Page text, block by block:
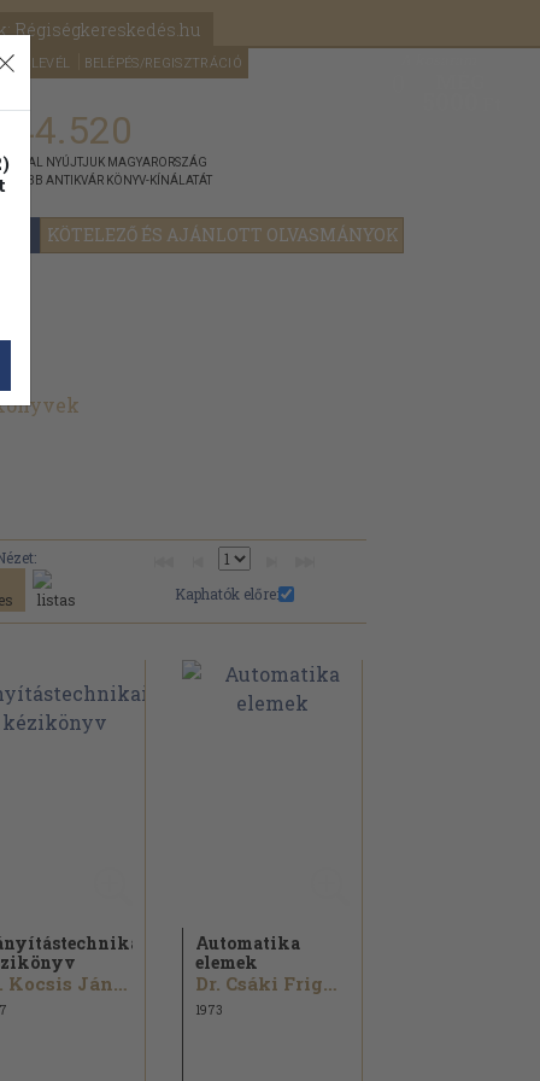
Régiségkereskedés.hu
HÍRLEVÉL BELÉPÉS/REGISZTRÁCIÓ
KÖTELEZŐ ÉS AJÁNLOTT OLVASMÁNYOK
NYÚJTJUK MAGYARORSZÁG
ANTIKVÁR KÖNYV-KÍNÁLATÁT
Kaphatók előre:
Dr. Kocsis János...
Automatika
elemek
Dr. Csáki Frigyes...
1973